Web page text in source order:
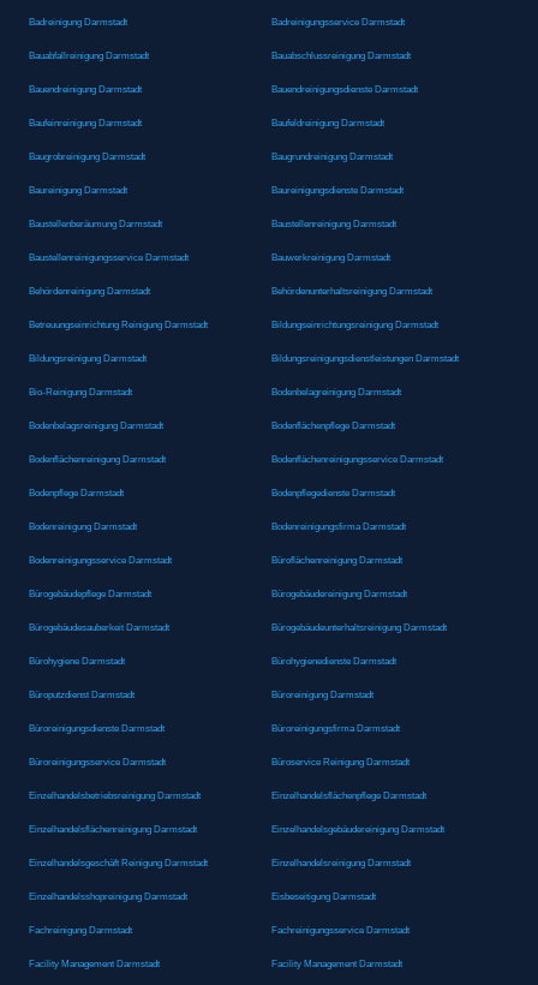
Badreinigung Darmstadt Badreinigungsservice Darmstadt
Bauabfallreinigung Darmstadt Bauabschlussreinigung Darmstadt
Bauendreinigung Darmstadt Bauendreinigungsdienste Darmstadt
Baufeinreinigung Darmstadt Baufeldreinigung Darmstadt
Baugrobreinigung Darmstadt Baugrundreinigung Darmstadt
Baureinigung Darmstadt Baureinigungsdienste Darmstadt
Baustellenberäumung Darmstadt Baustellenreinigung Darmstadt
Baustellenreinigungsservice Darmstadt Bauwerkreinigung Darmstadt
Behördenreinigung Darmstadt Behördenunterhaltsreinigung Darmstadt
Betreuungseinrichtung Reinigung Darmstadt Bildungseinrichtungsreinigung Darmstadt
Bildungsreinigung Darmstadt Bildungsreinigungsdienstleistungen Darmstadt
Bio-Reinigung Darmstadt Bodenbelagreinigung Darmstadt
Bodenbelagsreinigung Darmstadt Bodenflächenpflege Darmstadt
Bodenflächenreinigung Darmstadt Bodenflächenreinigungsservice Darmstadt
Bodenpflege Darmstadt Bodenpflegedienste Darmstadt
Bodenreinigung Darmstadt Bodenreinigungsfirma Darmstadt
Bodenreinigungsservice Darmstadt Büroflächenreinigung Darmstadt
Bürogebäudepflege Darmstadt Bürogebäudereinigung Darmstadt
Bürogebäudesauberkeit Darmstadt Bürogebäudeunterhaltsreinigung Darmstadt
Bürohygiene Darmstadt Bürohygienedienste Darmstadt
Büroputzdienst Darmstadt Büroreinigung Darmstadt
Büroreinigungsdienste Darmstadt Büroreinigungsfirma Darmstadt
Büroreinigungsservice Darmstadt Büroservice Reinigung Darmstadt
Einzelhandelsbetriebsreinigung Darmstadt Einzelhandelsflächenpflege Darmstadt
Einzelhandelsflächenreinigung Darmstadt Einzelhandelsgebäudereinigung Darmstadt
Einzelhandelsgeschäft Reinigung Darmstadt Einzelhandelsreinigung Darmstadt
Einzelhandelsshopreinigung Darmstadt Eisbeseitigung Darmstadt
Fachreinigung Darmstadt Fachreinigungsservice Darmstadt
Facility Management Darmstadt Facility Management Darmstadt